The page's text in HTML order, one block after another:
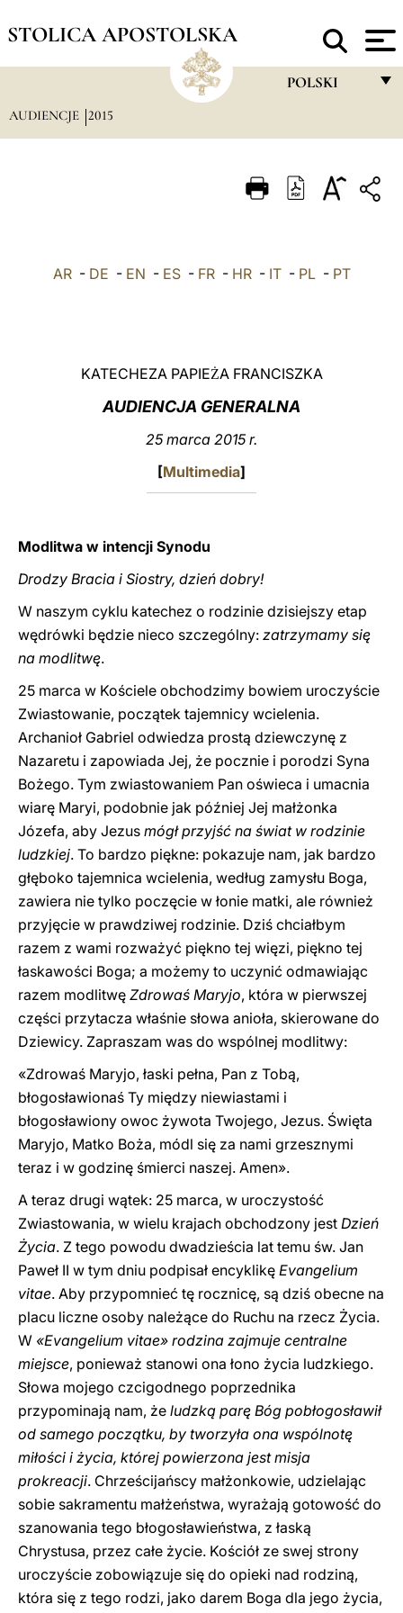
STOLICA APOSTOLSKA
POLSKI
ITALIANO
中文
AUDIENCJE 2015
AR- DE - EN - ES- FR- HR- IT- PL- PT
KATECHEZA PAPIEŻA FRANCISZKA
AUDIENCJA GENERALNA
25 marca 2015 r.
[Multimedia]
Modlitwa w intencji Synodu
Drodzy Bracia i Siostry, dzień dobry!
W naszym cyklu katechez o rodzinie dzisiejszy etap
wędrówki będzie nieco szczególny: zatrzymamy się
na modlitwę.
25 marca w Kościele obchodzimy bowiem uroczyście
Zwiastowanie, początek tajemnicy wcielenia.
Archanioł Gabriel odwiedza prostą dziewczynę z
Nazaretu i zapowiada Jej, że pocznie i porodzi Syna
Bożego. Tym zwiastowaniem Pan oświeca i umacnia
wiarę Maryi, podobnie jak później Jej małżonka
Józefa, aby Jezus mógł przyjść na świat w rodzinie
ludzkiej. To bardzo piękne: pokazuje nam, jak bardzo
głęboko tajemnica wcielenia, według zamysłu Boga,
zawiera nie tylko poczęcie w łonie matki, ale również
przyjęcie w prawdziwej rodzinie. Dziś chciałbym
razem z wami rozważyć piękno tej więzi, piękno tej
łaskawości Boga; a możemy to uczynić odmawiając
razem modlitwę Zdrowaś Maryjo, która w pierwszej
części przytacza właśnie słowa anioła, skierowane do
Dziewicy. Zapraszam was do wspólnej modlitwy:
«Zdrowaś Maryjo, łaski pełna, Pan z Tobą,
błogosławionaś Ty między niewiastami i
błogosławiony owoc żywota Twojego, Jezus. Święta
Maryjo, Matko Boża, módl się za nami grzesznymi
teraz i w godzinę śmierci naszej. Amen».
A teraz drugi wątek: 25 marca, w uroczystość
Zwiastowania, w wielu krajach obchodzony jest Dzień
Życia. Z tego powodu dwadzieścia lat temu św. Jan
Paweł II w tym dniu podpisał encyklikę Evangelium
vitae. Aby przypomnieć tę rocznicę, są dziś obecne na
placu liczne osoby należące do Ruchu na rzecz Życia.
W «Evangelium vitae» rodzina zajmuje centralne
miejsce, ponieważ stanowi ona łono życia ludzkiego.
Słowa mojego czcigodnego poprzednika
przypominają nam, że ludzką parę Bóg pobłogosławił
od samego początku, by tworzyła ona wspólnotę
miłości i życia, której powierzona jest misja
prokreacji. Chrześcijańscy małżonkowie, udzielając
sobie sakramentu małżeństwa, wyrażają gotowość do
szanowania tego błogosławieństwa, z łaską
Chrystusa, przez całe życie. Kościół ze swej strony
uroczyście zobowiązuje się do opieki nad rodziną,
która się z tego rodzi, jako darem Boga dla jego życia,